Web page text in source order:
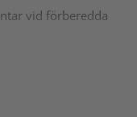
vid förberedda